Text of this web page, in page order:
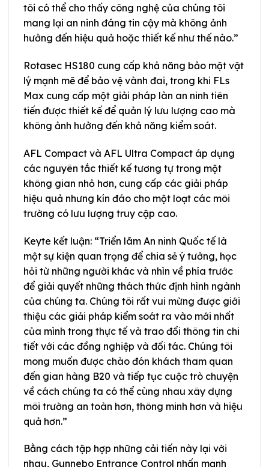
tôi có thể cho thấy công nghệ của chúng tôi
mang lại an ninh đáng tin cậy mà không ảnh
hưởng đến hiệu quả hoặc thiết kế như thế nào.”
Rotasec HS180 cung cấp khả năng bảo mật vật
lý mạnh mẽ để bảo vệ vành đai, trong khi FLs
Max cung cấp một giải pháp làn an ninh tiên
tiến được thiết kế để quản lý lưu lượng cao mà
không ảnh hưởng đến khả năng kiểm soát.
AFL Compact và AFL Ultra Compact áp dụng
các nguyên tắc thiết kế tương tự trong một
không gian nhỏ hơn, cung cấp các giải pháp
hiệu quả nhưng kín đáo cho một loạt các môi
trường có lưu lượng truy cập cao.
Keyte kết luận: “Triển lãm An ninh Quốc tế là
một sự kiện quan trọng để chia sẻ ý tưởng, học
hỏi từ những người khác và nhìn về phía trước
để giải quyết những thách thức định hình ngành
của chúng ta. Chúng tôi rất vui mừng được giới
thiệu các giải pháp kiểm soát ra vào mới nhất
của mình trong thực tế và trao đổi thông tin chi
tiết với các đồng nghiệp và đối tác. Chúng tôi
mong muốn được chào đón khách tham quan
đến gian hàng B20 và tiếp tục cuộc trò chuyện
về cách chúng ta có thể cùng nhau xây dựng
môi trường an toàn hơn, thông minh hơn và hiệu
quả hơn.”
Bằng cách tập hợp những cải tiến này lại với
nhau, Gunnebo Entrance Control nhấn mạnh